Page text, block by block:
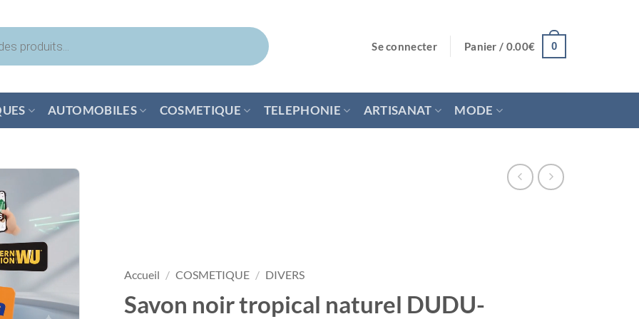
Se connecter Panier / 0.00€ 0
AUTOMOBILES COSMETIQUE TELEPHONIE ARTISANAT MODE
Accueil / COSMETIQUE / DIVERS
Savon noir tropical naturel DUDU-